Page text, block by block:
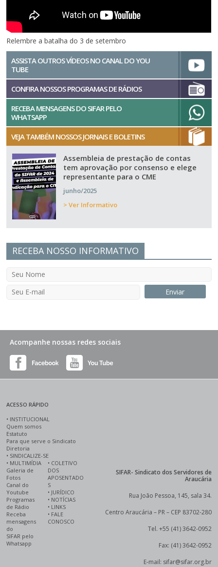
Relembre a batalha do 3 de setembro
ASSISTA OUTROS VÍDEOS NO CANAL DO YOU
TUBE
CONFIRA NOSSOS PROGRAMAS DE RÁDIOS
RECEBA MENSAGENS DO SIFAR PELO
WHATSAPP
VEJA TAMBÉM NOSSOS JORNAIS E BOLETINS
Assembleia de prestação de contas
tem aprovação por consenso e elege
representante para o CME
junho/2025
> Ver Informativo
RECEBA NOSSO INFORMATIVO
Acompanhe nossas redes sociais
ACESSO RÁPIDO
• INSTITUCIONAL
Quem somos
Estatuto
Para que serve o Sindicato
Diretoria
• SINDICALIZE-SE
• MULTIMÍDIA
Galeria de
Fotos
Canal do
Youtube
Programas
de Rádio
Receba
mensagens
do
SIFAR pelo
Whatsapp
• COLETIVO
DOS
APOSENTADO
S
• JURÍDICO
• NOTÍCIAS
• LINKS
• FALE
CONOSCO
SIFAR- Sindicato dos Servidores de
Araucária
Rua João Pessoa, 145, sala 34.
Centro Araucária – PR – CEP 83702-280
Tel. +55 (41) 3642-0952
Fax: (41) 3642-0952
E-mail: sifar@sifar.org.br